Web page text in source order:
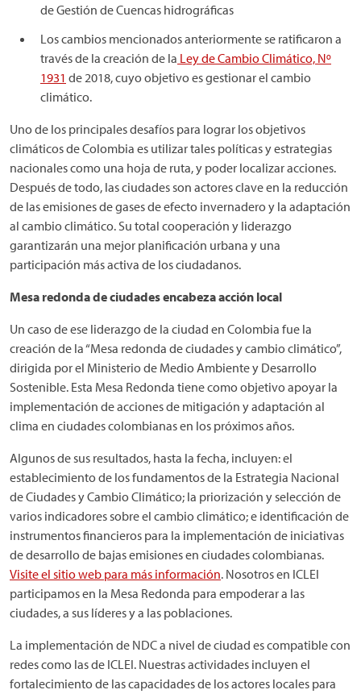
de Gestión de Cuencas hidrográficas
Los cambios mencionados anteriormente se ratificaron a
través de la creación de la Ley de Cambio Climático, Nº
1931 de 2018, cuyo objetivo es gestionar el cambio
climático.
Uno de los principales desafíos para lograr los objetivos
climáticos de Colombia es utilizar tales políticas y estrategias
nacionales como una hoja de ruta, y poder localizar acciones.
Después de todo, las ciudades son actores clave en la reducción
de las emisiones de gases de efecto invernadero y la adaptación
al cambio climático. Su total cooperación y liderazgo
garantizarán una mejor planificación urbana y una
participación más activa de los ciudadanos.
Mesa redonda de ciudades encabeza acción local
Un caso de ese liderazgo de la ciudad en Colombia fue la
creación de la “Mesa redonda de ciudades y cambio climático”,
dirigida por el Ministerio de Medio Ambiente y Desarrollo
Sostenible. Esta Mesa Redonda tiene como objetivo apoyar la
implementación de acciones de mitigación y adaptación al
clima en ciudades colombianas en los próximos años.
Algunos de sus resultados, hasta la fecha, incluyen: el
establecimiento de los fundamentos de la Estrategia Nacional
de Ciudades y Cambio Climático; la priorización y selección de
varios indicadores sobre el cambio climático; e identificación de
instrumentos financieros para la implementación de iniciativas
de desarrollo de bajas emisiones en ciudades colombianas.
Visite el sitio web para más información. Nosotros en ICLEI
participamos en la Mesa Redonda para empoderar a las
ciudades, a sus líderes y a las poblaciones.
La implementación de NDC a nivel de ciudad es compatible con
redes como las de ICLEI. Nuestras actividades incluyen el
fortalecimiento de las capacidades de los actores locales para